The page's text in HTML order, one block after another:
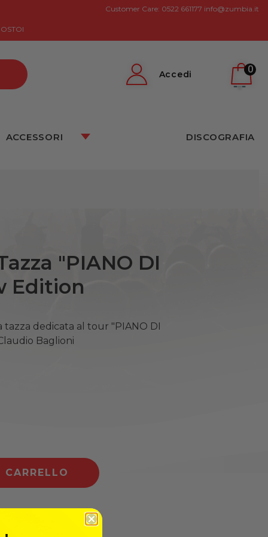
Customer Care: 0522 661177 info@zumbia.it
Accedi 0
ACCESSORI DISCOGRAFIA
"PIANO DI
Edition
tazza dedicata al tour "PIANO DI
Baglioni